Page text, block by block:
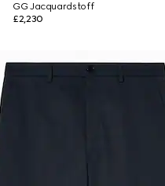
GG Jacquardstoff
£2,230